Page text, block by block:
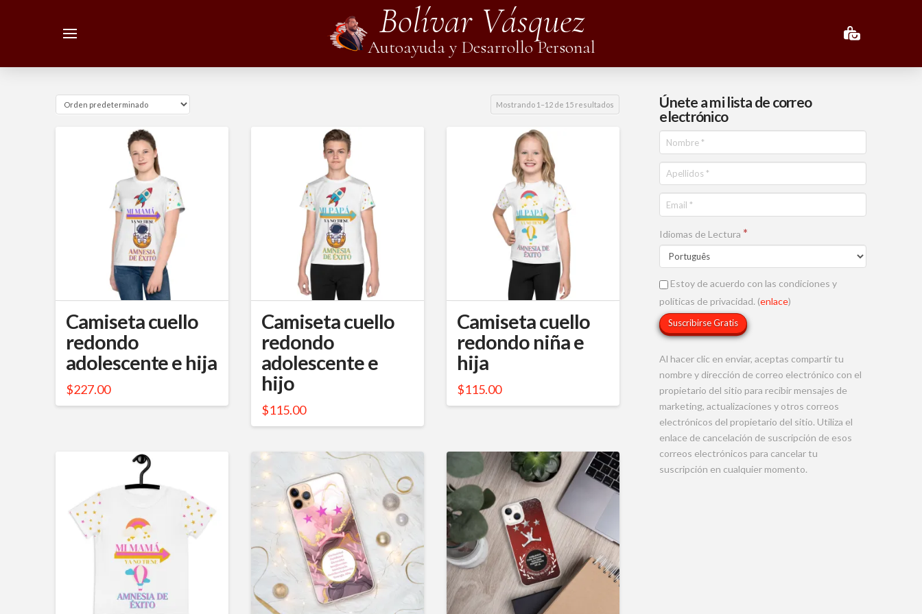
Bolívar Vásquez
Autoayuda y Desarrollo Personal
Mostrando 1–12 de 15 resultados
Camiseta cuello
redondo
adolescente e hija
$227.00
Este
variantes.
Las
opciones
Camiseta cuello
redondo
adolescente e
hijo
$115.00
Este
producto
tiene
múltiples
variantes.
Las
opciones
se
pueden
Camiseta cuello
redondo niña e
hija
$115.00
Este
tiene
múltiples
variantes.
Las
opciones
se
pueden
Únete a mi lista de correo
electrónico
Idiomas de Lectura *
Estoy de acuerdo con las condiciones y
políticas de privacidad. (enlace)
Al hacer clic en enviar, aceptas compartir tu
nombre y dirección de correo electrónico con el
propietario del sitio para recibir mensajes de
marketing, actualizaciones y otros correos
electrónicos del propietario del sitio. Utiliza el
enlace de cancelación de suscripción de esos
correos electrónicos para cancelar tu
suscripción en cualquier momento.